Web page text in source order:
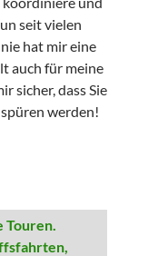
seit vielen
hat mir eine
auch für meine
sicher, dass Sie
werden!
Touren.